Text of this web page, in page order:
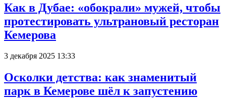
Как в Дубае: «обокрали» мужей, чтобы
протестировать ультрановый ресторан
Кемерова
3 декабря 2025 13:33
Осколки детства: как знаменитый
парк в Кемерове шёл к запустению